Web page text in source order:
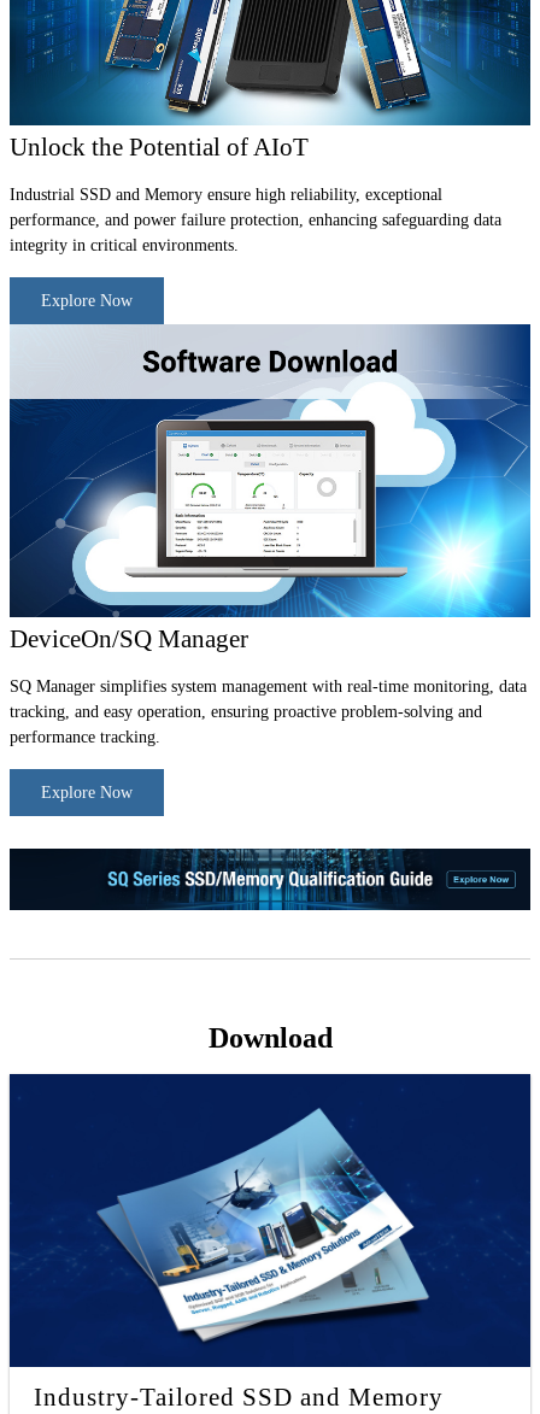
Unlock the Potential of AIoT
Industrial SSD and Memory ensure high reliability, exceptional
performance, and power failure protection, enhancing safeguarding data
integrity in critical environments.
Explore Now
DeviceOn/SQ Manager
SQ Manager simplifies system management with real-time monitoring, data
tracking, and easy operation, ensuring proactive problem-solving and
performance tracking.
Explore Now
Download
Industry-Tailored SSD and Memory